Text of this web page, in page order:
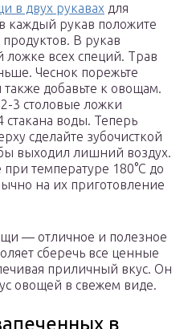
в двух рукавах для
каждый рукав положите
В рукав
ложке всех специй. Трав
Чеснок порежьте
добавьте к овощам.
3 столовые ложки
стакана воды. Теперь
сделайте зубочисткой
выходил лишний воздух.
температуре 180°С до
на их приготовление
— отличное и полезное
сберечь все ценные
приличный вкус. Он
овощей в свежем виде.
в